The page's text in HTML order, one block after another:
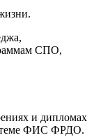
СПО,
и дипломах
ФИС ФРДО.